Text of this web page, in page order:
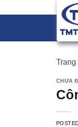
Trang
CHƯA